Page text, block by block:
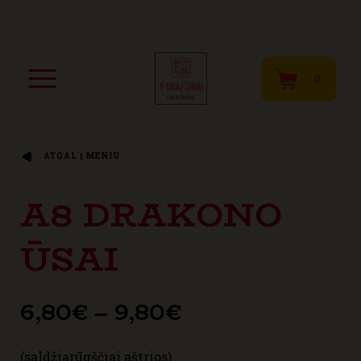
ATGAL Į MENIU
A8 DRAKONO
ŪSAI
6,80€ – 9,80€
(saldžiarūgščiai aštrios)